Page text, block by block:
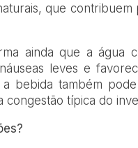
que
ainda que a água
leves e
a bebida também
congestão típica do